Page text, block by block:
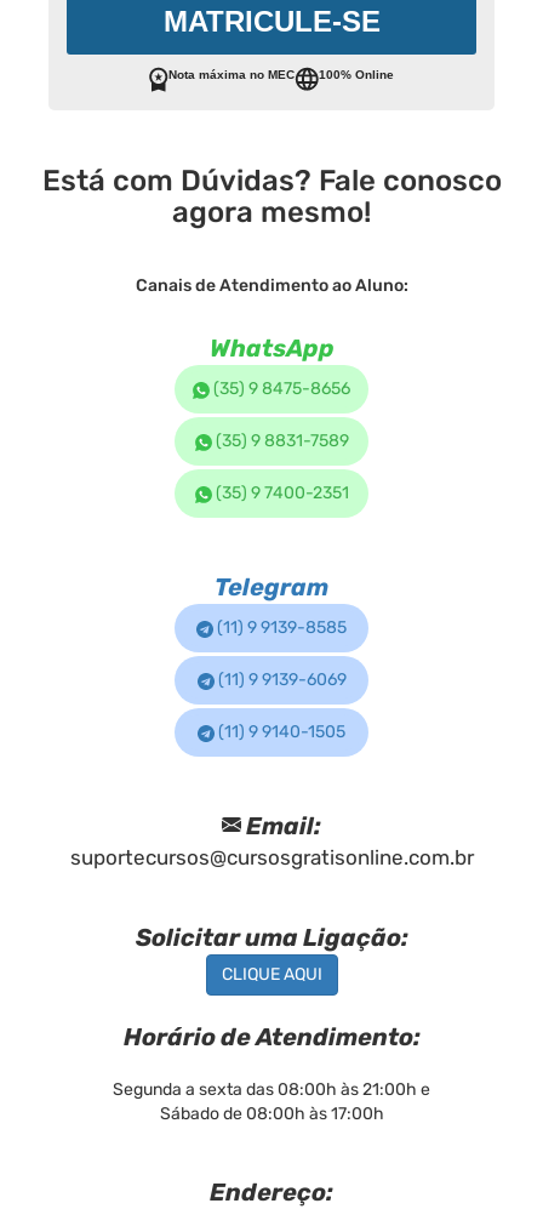
MATRICULE-SE
Nota máxima no MEC 100% Online
Está com Dúvidas? Fale conosco
agora mesmo!
Canais de Atendimento ao Aluno:
WhatsApp
(35) 9 8475-8656
(35) 9 8831-7589
(35) 9 7400-2351
Telegram
(11) 9 9139-8585
(11) 9 9139-6069
(11) 9 9140-1505
Email:
suportecursos@cursosgratisonline.com.br
Solicitar uma Ligação:
CLIQUE AQUI
Horário de Atendimento:
Segunda a sexta das 08:00h às 21:00h e
Sábado de 08:00h às 17:00h
Endereço: